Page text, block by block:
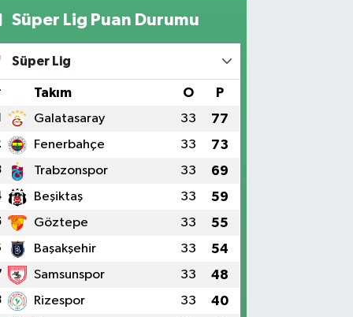
Süper Lig Puan Durumu
Süper Lig
Takım O P
Galatasaray 33 77
Fenerbahçe 33 73
Trabzonspor 33 69
Beşiktaş 33 59
Göztepe 33 55
Başakşehir 33 54
Samsunspor 33 48
Rizespor 33 40